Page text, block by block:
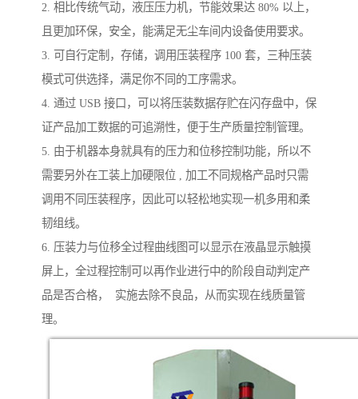
2. 相比传统气动，液压压力机，节能效果达 80% 以上，
且更加环保，安全，能满足无尘车间内设备使用要求。
3. 可自行定制，存储，调用压装程序 100 套，三种压装
模式可供选择，满足你不同的工序需求。
4. 通过 USB 接口，可以将压装数据存贮在闪存盘中，保
证产品加工数据的可追溯性，便于生产质量控制管理。
5. 由于机器本身就具有的压力和位移控制功能，所以不
需要另外在工装上加硬限位 , 加工不同规格产品时只需
调用不同压装程序，因此可以轻松地实现一机多用和柔
韧组线。
6. 压装力与位移全过程曲线图可以显示在液晶显示触摸
屏上，全过程控制可以再作业进行中的阶段自动判定产
品是否合格， 实施去除不良品，从而实现在线质量管
理。